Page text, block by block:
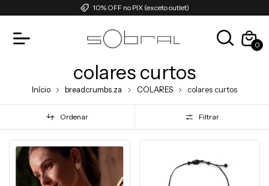
10% OFF no PIX (exceto outlet)
0
colares curtos
Início breadcrumbs.za COLARES colares curtos
Ordenar Filtrar